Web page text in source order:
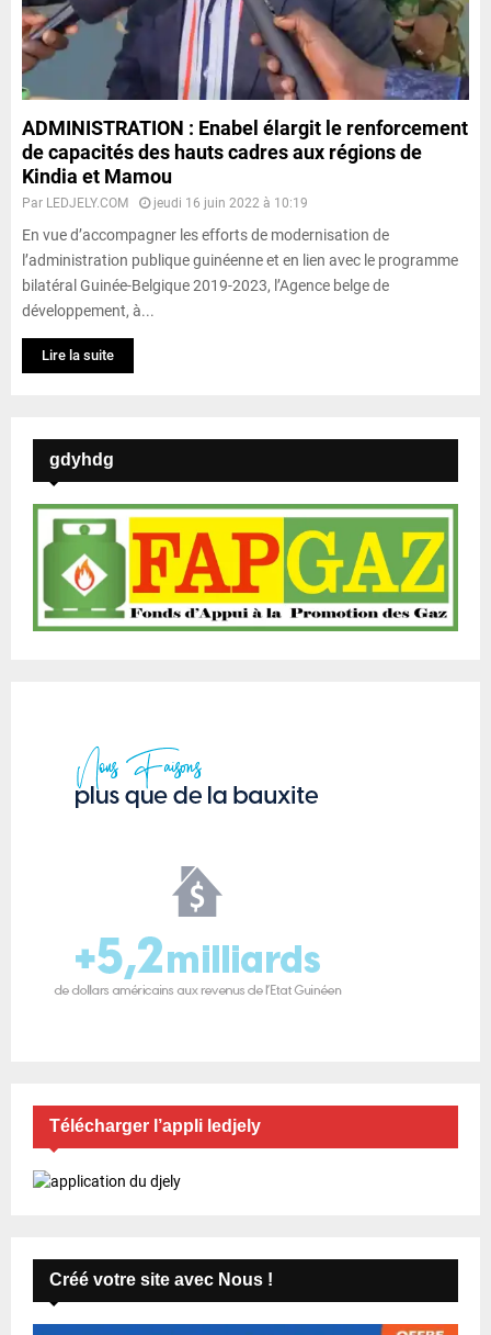
ADMINISTRATION : Enabel élargit le renforcement
de capacités des hauts cadres aux régions de
Kindia et Mamou
Par LEDJELY.COM jeudi 16 juin 2022 à 10:19
En vue d’accompagner les efforts de modernisation de
l’administration publique guinéenne et en lien avec le programme
bilatéral Guinée-Belgique 2019-2023, l’Agence belge de
développement, à...
Lire la suite
gdyhdg
Télécharger l’appli ledjely
Créé votre site avec Nous !